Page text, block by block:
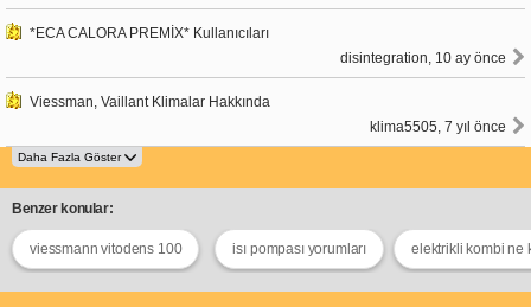
*ECA CALORA PREMİX* Kullanıcıları
disintegration, 10 ay önce
Viessman, Vaillant Klimalar Hakkında
klima5505, 7 yıl önce
Benzer konular:
viessmann vitodens 100 isı pompası yorumları elektrikli kombi ne